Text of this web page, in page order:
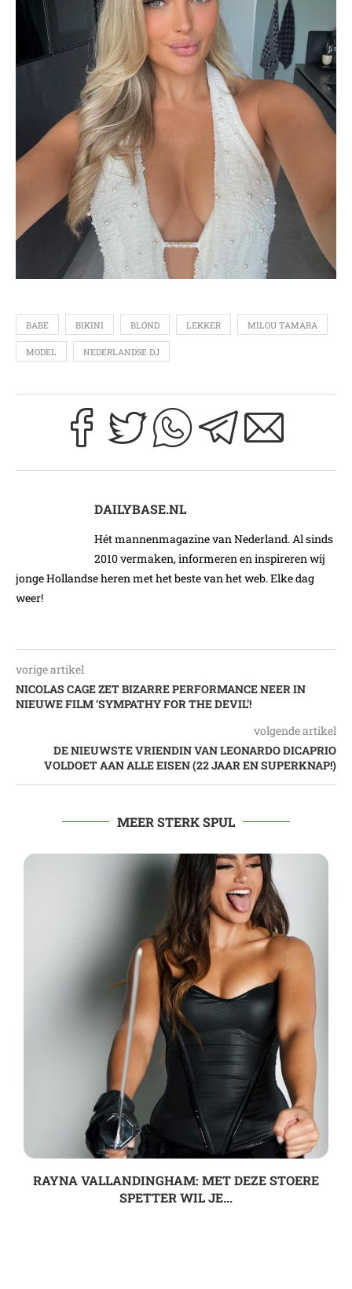
BABE BIKINI BLOND LEKKER MILOU TAMARA
MODEL NEDERLANDSE DJ
DAILYBASE.NL
Hét mannenmagazine van Nederland. Al sinds
2010 vermaken, informeren en inspireren wij
jonge Hollandse heren met het beste van het web. Elke dag
weer!
vorige artikel
NICOLAS CAGE ZET BIZARRE PERFORMANCE NEER IN
NIEUWE FILM ‘SYMPATHY FOR THE DEVIL’!
volgende artikel
DE NIEUWSTE VRIENDIN VAN LEONARDO DICAPRIO
VOLDOET AAN ALLE EISEN (22 JAAR EN SUPERKNAP!)
MEER STERK SPUL
RAYNA VALLANDINGHAM: MET DEZE STOERE
SPETTER WIL JE...